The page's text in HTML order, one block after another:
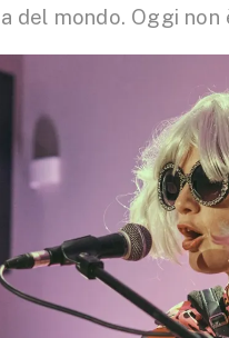
del mondo. Oggi non